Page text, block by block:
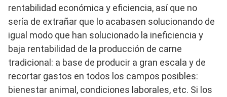
rentabilidad económica y eficiencia, así que no
sería de extrañar que lo acabasen solucionando de
igual modo que han solucionado la ineficiencia y
baja rentabilidad de la producción de carne
tradicional: a base de producir a gran escala y de
recortar gastos en todos los campos posibles:
bienestar animal, condiciones laborales, etc. Si los